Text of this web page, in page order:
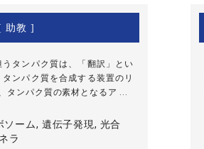
助教 ]
タンパク質は、「翻訳」とい
ンパク質を合成する装置のリ
タンパク質の素材となるア ...
ソーム, 遺伝子発現, 光合
ラ